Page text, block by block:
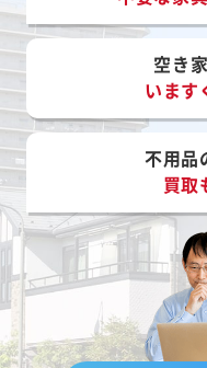
空き
います
不用品
買取